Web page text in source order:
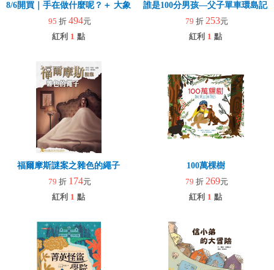
8/6開買｜手在做什麼呢？＋ 大象拉拉樂(玩具)
95 折 494元
紅利 1 點
誰是100分男孩—父子單車環島記
79 折 253元
紅利 1 點
福爾摩斯謎案之雜色的繩子
79 折 174元
紅利 1 點
100萬棵樹
79 折 269元
紅利 1 點